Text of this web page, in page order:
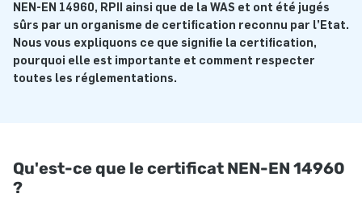
NEN-EN 14960, RPII ainsi que de la WAS et ont été jugés
sûrs par un organisme de certification reconnu par l’Etat.
Nous vous expliquons ce que signifie la certification,
pourquoi elle est importante et comment respecter
toutes les réglementations.
Qu'est-ce que le certificat NEN-EN 14960
?